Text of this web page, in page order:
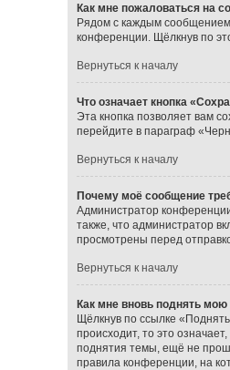
Как мне пожаловаться на
Рядом с каждым
конференции. Щёлкнув по
Вернуться к началу
Что означает кнопка
Эта кнопка позволяет вам
перейдите в параграф
Вернуться к началу
Почему моё сообщение
Администратор
также, что администратор
просмотрены перед
Вернуться к началу
Как мне вновь поднять мою
Щёлкнув по ссылке
происходит, то это
поднятия темы, ещё не
правила конференции, на